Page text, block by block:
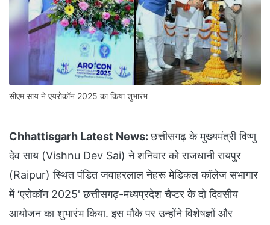
सीएम साय ने एयरोकॉन 2025 का किया शुभारंभ
Chhattisgarh Latest News:छत्तीसगढ़ के मुख्यमंत्री विष्णु
देव साय (Vishnu Dev Sai) ने शनिवार को राजधानी रायपुर
(Raipur) स्थित पंडित जवाहरलाल नेहरू मेडिकल कॉलेज सभागार
में ‘एरोकॉन 2025' छत्तीसगढ़-मध्यप्रदेश चैप्टर के दो दिवसीय
आयोजन का शुभारंभ किया. इस मौके पर उन्होंने विशेषज्ञों और